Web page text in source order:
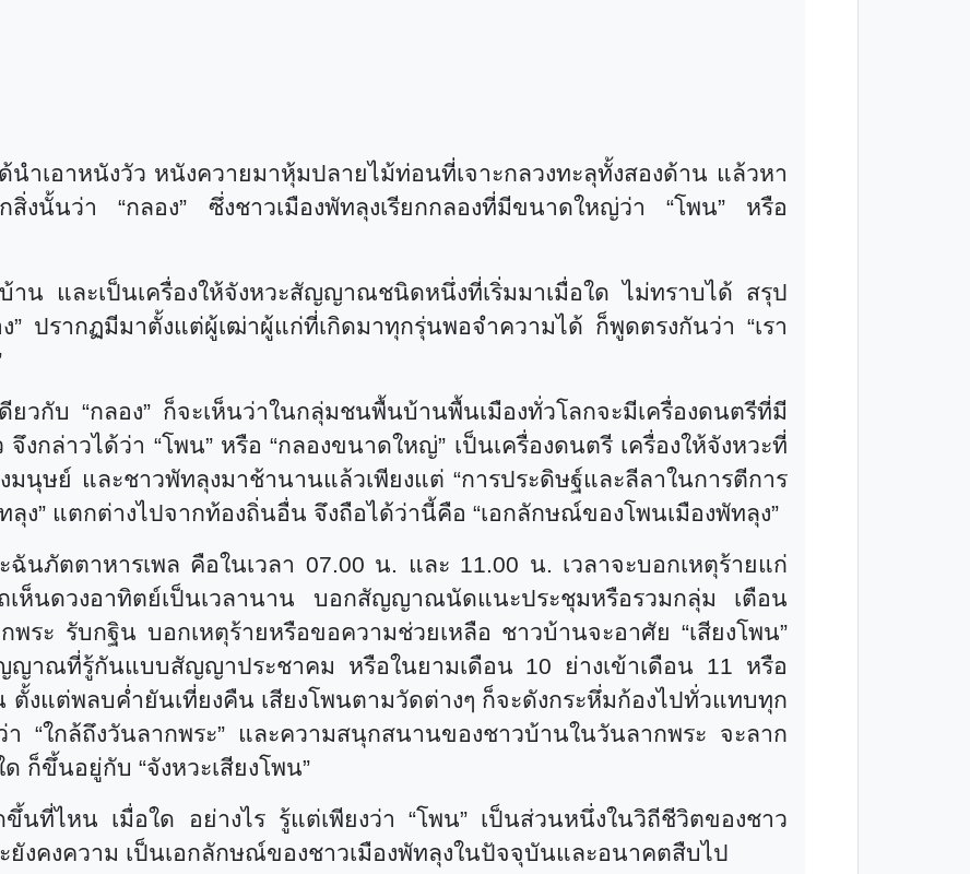
ำเอาหนังวัว หนังควายมาหุ้มปลายไม้ท่อนที่เจาะกลวงทะลุทั้งสองด้าน แล้วหา
กสิ่งนั้นว่า“กลอง” ซึ่งชาวเมืองพัทลุงเรียกกลองที่มีขนาดใหญ่ว่า “โพน” หรือ
าน และเป็นเครื่องให้จังหวะสัญญาณชนิดหนึ่งที่เริ่มมาเมื่อใด ไม่ทราบได้ สรุป
” ปรากฏมีมาตั้งแต่ผู้เฒ่าผู้แก่ที่เกิดมาทุกรุ่นพอจำความได้ ก็พูดตรงกันว่า “เรา
ยวกับ “กลอง” ก็จะเห็นว่าในกลุ่มชนพื้นบ้านพื้นเมืองทั่วโลกจะมีเครื่องดนตรีที่มี
งกล่าวได้ว่า “โพน” หรือ“กลองขนาดใหญ่” เป็นเครื่องดนตรี เครื่องให้จังหวะที่
นุษย์ และชาวพัทลุงมาช้านานแล้วเพียงแต่ “การประดิษฐ์และลีลาในการตีการ
ลุง” แตกต่างไปจากท้องถิ่นอื่น จึงถือได้ว่านี้คือ “เอกลักษณ์ของโพนเมืองพัทลุง”
ฉันภัตตาหารเพล คือในเวลา 07.00 น. และ 11.00 น. เวลาจะบอกเหตุร้ายแก่
ถเห็นดวงอาทิตย์เป็นเวลานาน บอกสัญญาณนัดแนะประชุมหรือรวมกลุ่ม เตือน
พระ รับกฐิน บอกเหตุร้ายหรือขอความช่วยเหลือ ชาวบ้านจะอาศัย “เสียงโพน”
าณที่รู้กันแบบสัญญาประชาคม หรือในยามเดือน 10 ย่างเข้าเดือน 11 หรือ
ตั้งแต่พลบค่ำยันเที่ยงคืน เสียงโพนตามวัดต่างๆ ก็จะดังกระหึ่มก้องไปทั่วแทบทุก
า “ใกล้ถึงวันลากพระ” และความสนุกสนานของชาวบ้านในวันลากพระ จะลาก
ด ก็ขึ้นอยู่กับ “จังหวะเสียงโพน”
ขึ้นที่ไหน เมื่อใด อย่างไร รู้แต่เพียงว่า “โพน” เป็นส่วนหนึ่งในวิถีชีวิตของชาว
งคงความ เป็นเอกลักษณ์ของชาวเมืองพัทลุงในปัจจุบันและอนาคตสืบไป